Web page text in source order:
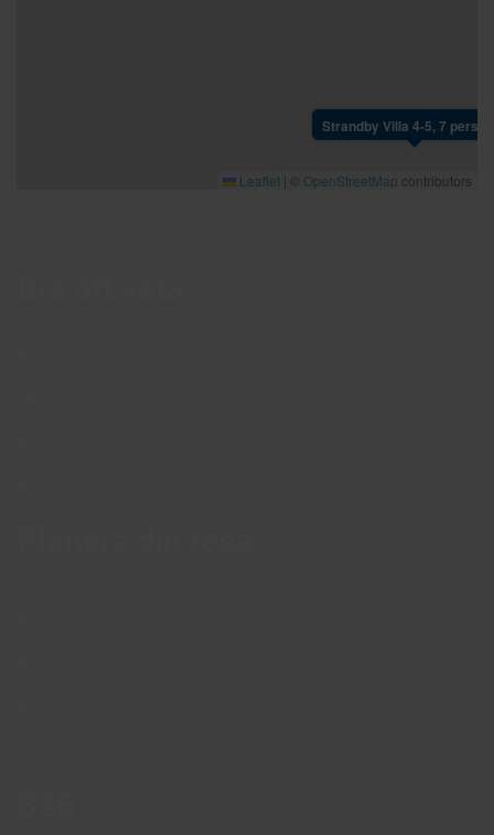
Strandby Villa 4-5, 7
Leaflet OpenStreetMap contributors